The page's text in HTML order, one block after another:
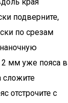
подверните,
по срезам
2 мм уже пояса в
сложите
отстрочите с